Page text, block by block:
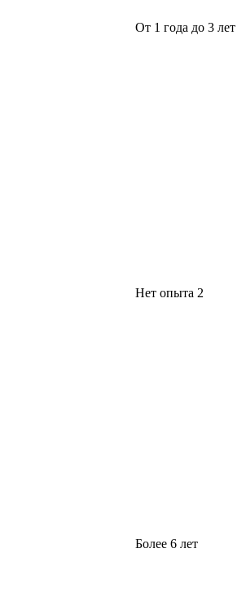
От 1 года до 3 лет
Нет опыта 2
Более 6 лет